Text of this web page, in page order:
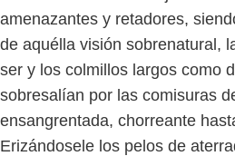
amenazantes y retadores,
de aquélla visión sobrenatural,
ser y los colmillos largos como
sobresalían por las comisuras
ensangrentada, chorreante
Erizándosele los pelos de